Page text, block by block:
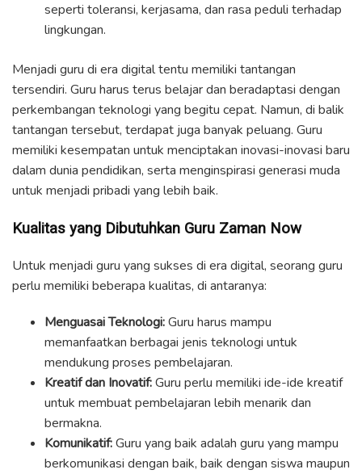
seperti toleransi, kerjasama, dan rasa peduli terhadap
lingkungan.
Menjadi guru di era digital tentu memiliki tantangan
tersendiri. Guru harus terus belajar dan beradaptasi dengan
perkembangan teknologi yang begitu cepat. Namun, di balik
tantangan tersebut, terdapat juga banyak peluang. Guru
memiliki kesempatan untuk menciptakan inovasi-inovasi baru
dalam dunia pendidikan, serta menginspirasi generasi muda
untuk menjadi pribadi yang lebih baik.
Kualitas yang Dibutuhkan Guru Zaman Now
Untuk menjadi guru yang sukses di era digital, seorang guru
perlu memiliki beberapa kualitas, di antaranya:
Menguasai Teknologi:Guru harus mampu
memanfaatkan berbagai jenis teknologi untuk
mendukung proses pembelajaran.
Kreatif dan Inovatif:Guru perlu memiliki ide-ide kreatif
untuk membuat pembelajaran lebih menarik dan
bermakna.
Komunikatif:Guru yang baik adalah guru yang mampu
berkomunikasi dengan baik, baik dengan siswa maupun